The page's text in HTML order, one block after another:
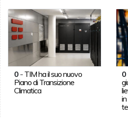
0- TIM ha il suo nuovo
Piano di Transizione
Climatica
0